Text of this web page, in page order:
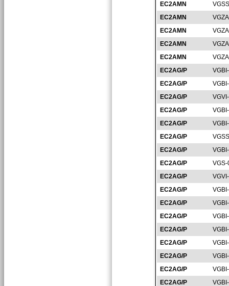
EC2AMN
EC2AMN
EC2AMN
EC2AMN
EC2AMN
EC2AG/P
EC2AG/P
EC2AG/P
EC2AG/P
EC2AG/P
EC2AG/P
EC2AG/P
EC2AG/P
EC2AG/P
EC2AG/P
EC2AG/P
EC2AG/P
EC2AG/P
EC2AG/P
EC2AG/P
EC2AG/P
EC2AG/P